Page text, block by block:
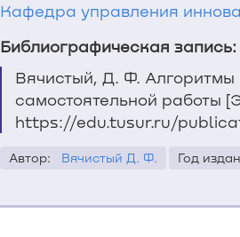
Кафедра управления
Библиографическая запись:
Вячистый, Д. Ф.
самостоятельной работы
https://edu.tusur.ru/
Автор: Вячистый Д. Ф. Год